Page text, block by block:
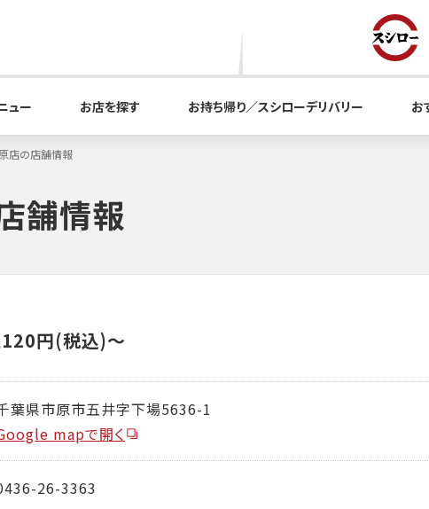
ュー お店を探す お持ち帰り／スシローデリバリー お
店の店舗情報
舗情報
円(税込)～
葉県市原市五井字下場5636-1
mapで開く
26-3363